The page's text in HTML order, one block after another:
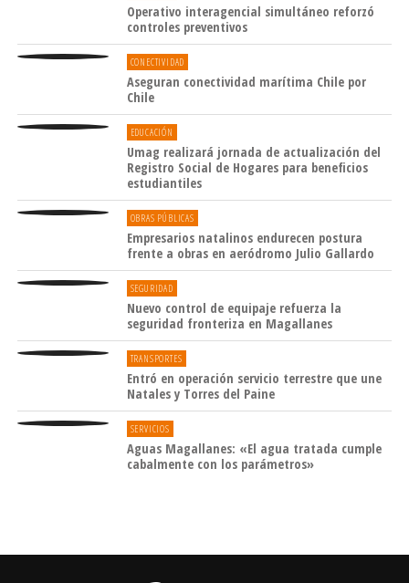
Operativo interagencial simultáneo reforzó
controles preventivos
CONECTIVIDAD
Aseguran conectividad marítima Chile por
Chile
EDUCACIÓN
Umag realizará jornada de actualización del
Registro Social de Hogares para beneficios
estudiantiles
OBRAS PÚBLICAS
Empresarios natalinos endurecen postura
frente a obras en aeródromo Julio Gallardo
SEGURIDAD
Nuevo control de equipaje refuerza la
seguridad fronteriza en Magallanes
TRANSPORTES
Entró en operación servicio terrestre que une
Natales y Torres del Paine
SERVICIOS
Aguas Magallanes: «El agua tratada cumple
cabalmente con los parámetros»